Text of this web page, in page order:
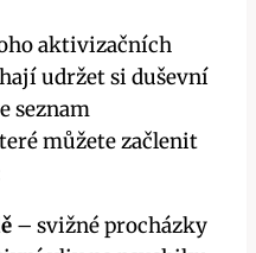
aktivizačních
udržet si duševní
seznam
můžete začlenit
– svižné procházky